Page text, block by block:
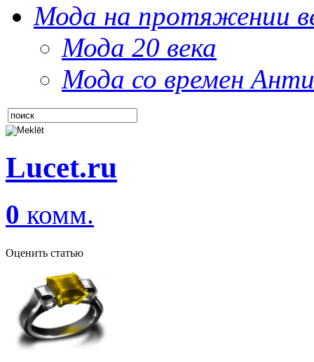
Мода на протяжении
Мода 20 века
Мода со времен
Lucet.ru
0 комм.
Оценить статью